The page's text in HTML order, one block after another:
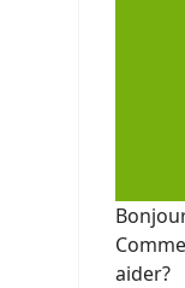
aider?